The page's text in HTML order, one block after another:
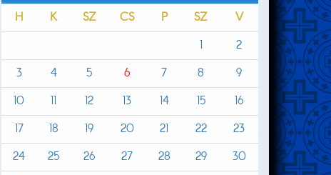
H K SZ CS P SZ
V
1
2
3
4 5 6 7 8
9
10
11 12 13 14 15
16
17
18 19 20 21 22
23
24
25 26 27 28 29
30